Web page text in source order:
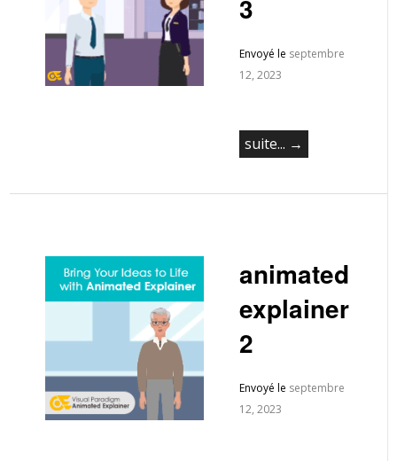
3
Envoyé le septembre
12, 2023
suite... →
animated
explainer
2
Envoyé le septembre
12, 2023